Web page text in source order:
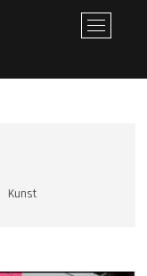
M
e
u
Kunst